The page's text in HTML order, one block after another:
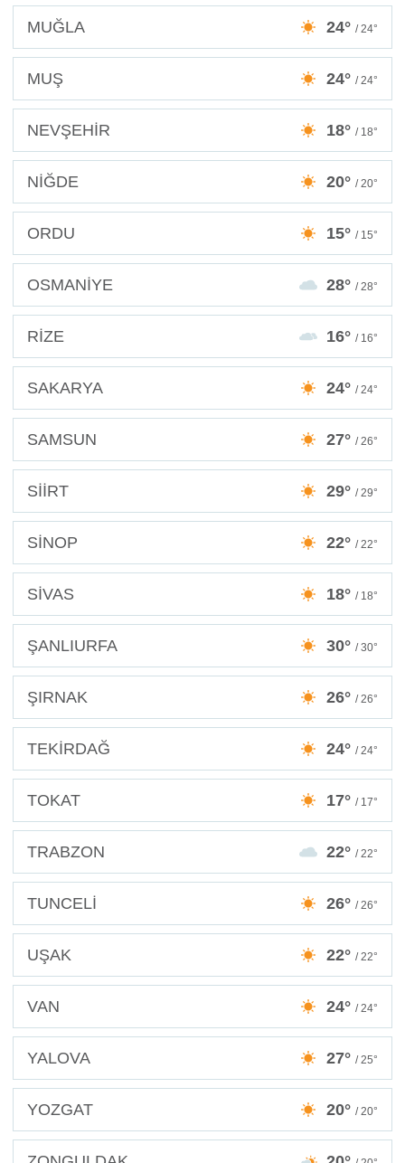
MUĞLA 24° / 24°
MUŞ 24° / 24°
NEVŞEHİR 18° / 18°
NİĞDE 20° / 20°
ORDU 15° / 15°
OSMANİYE 28° / 28°
RİZE 16° / 16°
SAKARYA 24° / 24°
SAMSUN 27° / 26°
SİİRT 29° / 29°
SİNOP 22° / 22°
SİVAS 18° / 18°
ŞANLIURFA 30° / 30°
ŞIRNAK 26° / 26°
TEKİRDAĞ 24° / 24°
TOKAT 17° / 17°
TRABZON 22° / 22°
TUNCELİ 26° / 26°
UŞAK 22° / 22°
VAN 24° / 24°
YALOVA 27° / 25°
YOZGAT 20° / 20°